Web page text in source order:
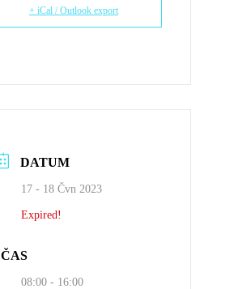
+ iCal / Outlook export
DATUM
17 - 18 Čvn 2023
Expired!
ČAS
08:00 - 16:00